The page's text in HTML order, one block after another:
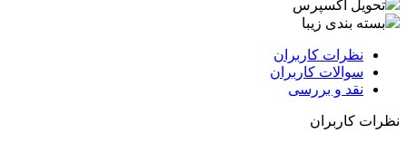
تحویل اکسپرس
بسته بندی زیبا
نظرات کاربران
سوالات کاربران
نقد و بررسی
نظرات کاربران